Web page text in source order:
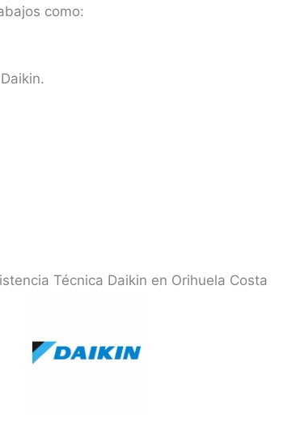
como:
Técnica Daikin en Orihuela Costa